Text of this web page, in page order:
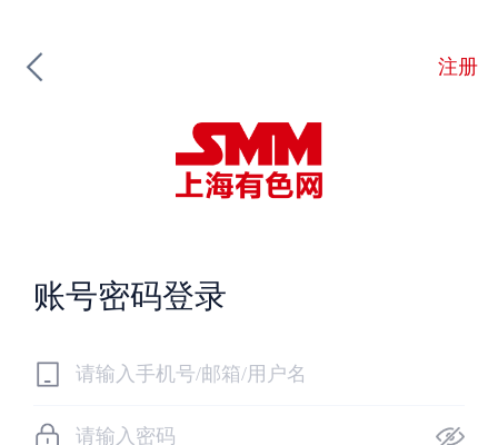
注册
账号密码登录